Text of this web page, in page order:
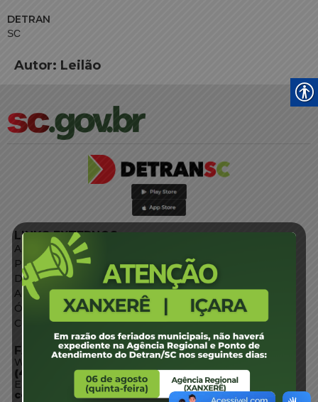
DETRAN
SC
Autor: Leilão
LINKS EXTERNOS
Agência de Notícias
Portal de Serviços
Diário Oficial
Acesso à Informação
Órgãos do Governo
Conheça SC
FALE CONOSCO
WhatsApp:
(48) 3664-1800
E-mail:
centraldeinformacoes@detran.sc.gov.br